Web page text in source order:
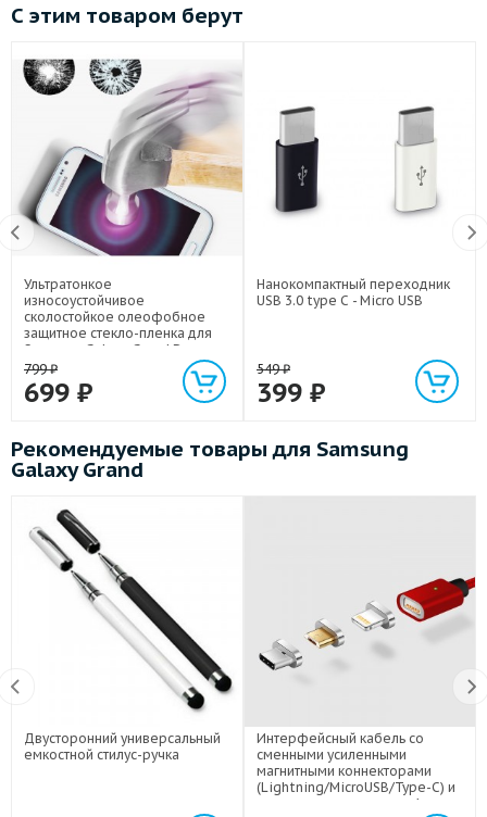
С этим товаром берут
Ультратонкое
износоустойчивое
сколостойкое олеофобное
защитное стекло-пленка для
Samsung Galaxy Grand Duos
799₽
699 ₽
Нанокомпактный переходник
USB 3.0 type C - Micro USB
549₽
399 ₽
Рекомендуемые товары для Samsung
Galaxy Grand
Двусторонний универсальный
емкостной стилус-ручка
Интерфейсный кабель со
сменными усиленными
магнитными коннекторами
(Lightning/MicroUSB/Type-C) и
световым индикатором 1м